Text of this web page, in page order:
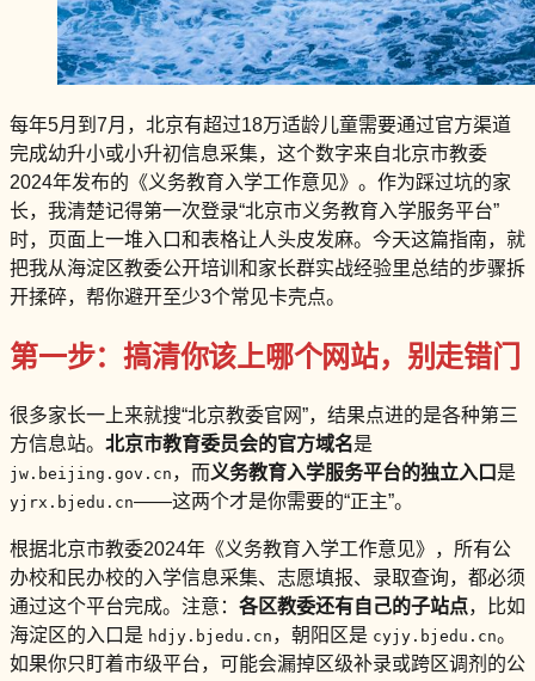
每年5月到7月，北京有超过18万适龄儿童需要通过官方渠道
完成幼升小或小升初信息采集，这个数字来自北京市教委
2024年发布的《义务教育入学工作意见》。作为踩过坑的家
长，我清楚记得第一次登录“北京市义务教育入学服务平台”
时，页面上一堆入口和表格让人头皮发麻。今天这篇指南，就
把我从海淀区教委公开培训和家长群实战经验里总结的步骤拆
开揉碎，帮你避开至少3个常见卡壳点。
第一步：搞清你该上哪个网站，别走错门
很多家长一上来就搜“北京教委官网”，结果点进的是各种第三
方信息站。 北京市教育委员会的官方域名是
jw.beijing.gov.cn ，而义务教育入学服务平台的独立入口 是
yjrx.bjedu.cn——这两个才是你需要的“正主”。
根据北京市教委2024年《义务教育入学工作意见》，所有公
办校和民办校的入学信息采集、志愿填报、录取查询，都必须
通过这个平台完成。注意： 各区教委还有自己的子站点，比如
海淀区的入口是 hdjy.bjedu.cn ，朝阳区是 cyjy.bjedu.cn。
如果你只盯着市级平台，可能会漏掉区级补录或跨区调剂的公